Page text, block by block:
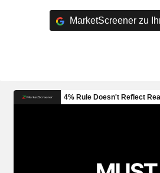
MarketScreener zu